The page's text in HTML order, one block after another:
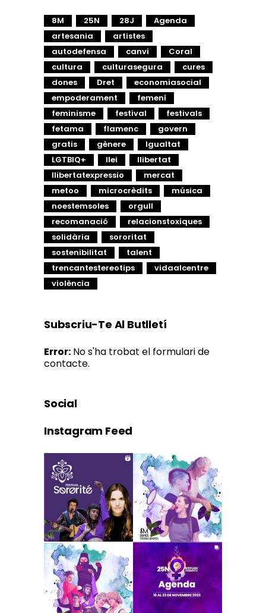
8M 25N 28J
Agenda
artesania
artistes
autodefensa
canvi
Coral
cultura
culturasegura
cures
dones
Dret
economiasocial
empoderament
femení
feminisme
festival
festivals
fetama
flamenc
govern
gratis
gènere
Igualtat
LGTBIQ+
llei
llibertat
llibertatexpressio
mercat
metoo
microcrèdits
música
noestemsoles
orgull
recomanació
relacionstoxiques
solidària
sororitat
sostenibilitat
talent
trencantestereotips
vidaalcentre
violència
Subscriu-Te Al Butlletí
Error: No s'ha trobat el formulari de
contacte.
Social
Instagram Feed